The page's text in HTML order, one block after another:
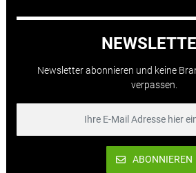
Newsletter abonnieren und keine
verpassen.
ABONNIEREN